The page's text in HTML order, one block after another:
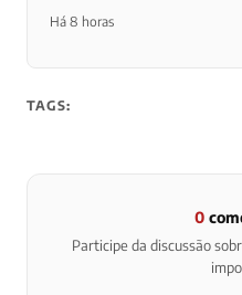
Há 8 horas
TAGS:
0
Participe da discussão